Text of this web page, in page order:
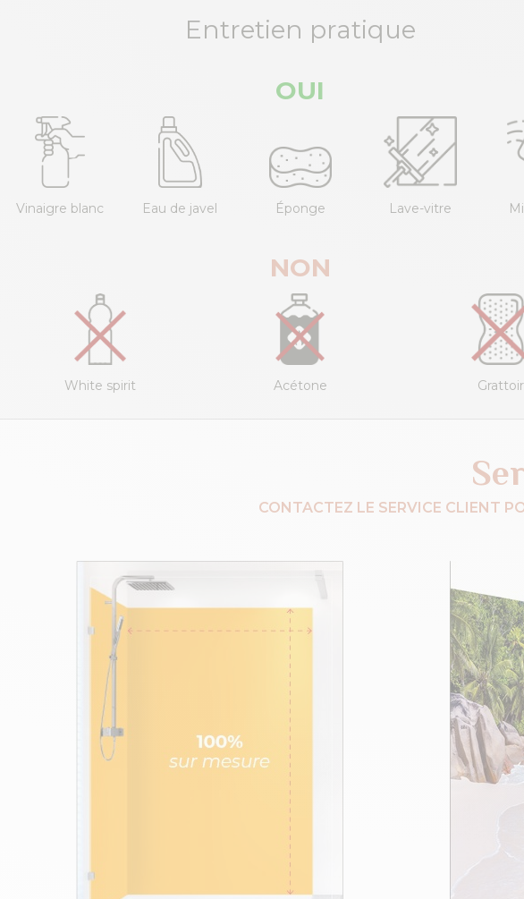
Entretien pratique
OUI
Vinaigre blanc Eau de javel Éponge Lave-vitre
NON
White spirit Acétone Grattoir
CONTACTEZ LE SERVICE CLIENT